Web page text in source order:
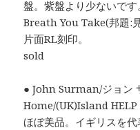
盤。紫盤より少ないで
Breath You Take(邦題:
片面RL刻印。
sold
● John Surman/ジョン
Home/(UK)Island HELP
ほぼ美品。イギリスを